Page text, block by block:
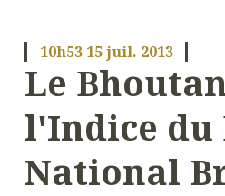
10h53 15juil. 2013
Le
l'Indice du
National